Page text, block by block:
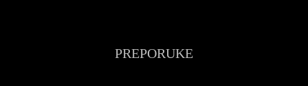
PREPORUKE